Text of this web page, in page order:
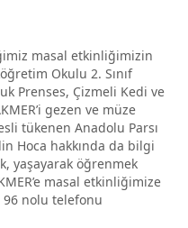
masal etkinliğimizin
Okulu 2. Sınıf
Prenses, Çizmeli Kedi ve
gezen ve müze
tükenen Anadolu Parsı
Hoca hakkında da bilgi
yaşayarak öğrenmek
masal etkinliğimize
96 nolu telefonu